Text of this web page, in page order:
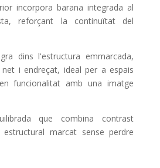
incorpora barana integrada al
reforçant la continuïtat del
dins l'estructura emmarcada,
i endreçat, ideal per a espais
funcionalitat amb una imatge
que combina contrast
estructural marcat sense perdre